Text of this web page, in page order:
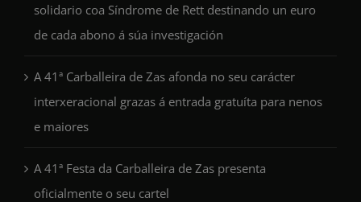
solidario coa Síndrome de Rett destinando un euro
de cada abono á súa investigación
A 41ª Carballeira de Zas afonda no seu carácter
interxeracional grazas á entrada gratuíta para nenos
e maiores
A 41ª Festa da Carballeira de Zas presenta
oficialmente o seu cartel